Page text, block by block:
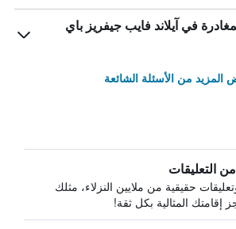
في آيلاند فايب جيفريز باي
من الأسئلة الشائعة
من التعليقات
حقيقية من ملايين النزلاء، مثلك
إقامتك المثالية بكل ثقة!